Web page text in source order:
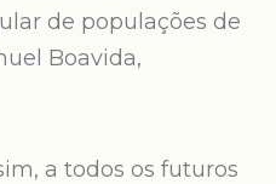
de populações de
Boavida,
a todos os futuros